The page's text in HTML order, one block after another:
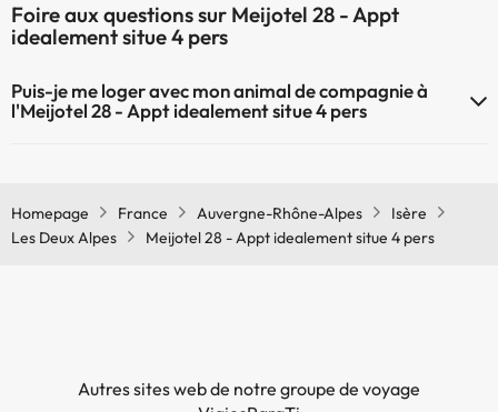
Foire aux questions sur Meijotel 28 - Appt
idealement situe 4 pers
Puis-je me loger avec mon animal de compagnie à
l'Meijotel 28 - Appt idealement situe 4 pers
Homepage
France Auvergne-Rhône-Alpes
Isère
Les Deux Alpes
Meijotel 28 - Appt idealement situe 4 pers
Autres sites web de notre groupe de voyage